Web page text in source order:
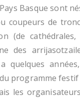
Basque sont
coupeurs de
(de cathédrales,
des
quelques
programme festif
les